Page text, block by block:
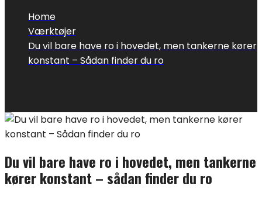
Home
Værktøjer
Du vil bare have ro i hovedet, men tankerne kører
konstant – Sådan finder du ro
Du vil bare have ro i hovedet, men tankerne
kører konstant – sådan finder du ro